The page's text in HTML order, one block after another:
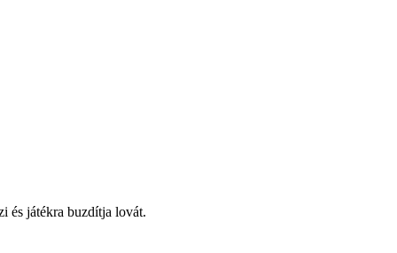
és játékra buzdítja lovát.